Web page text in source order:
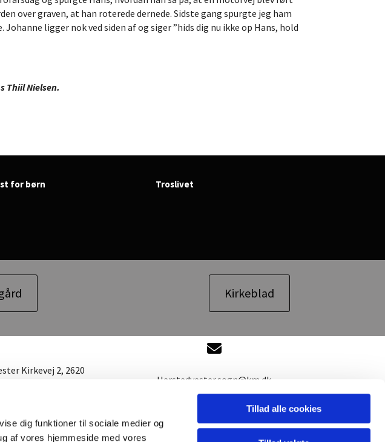
dig funktioner til sociale medier og
af vores hjemmeside med vores
Tillad alle cookies
over graven, at han roterede dernede. Sidste gang spurgte jeg ham
ligger nok ved siden af og siger ”hids dig nu ikke op Hans, hold
Thiil Nielsen.
for børn Troslivet
Kirkeblad
Kirkevej 2, 2620
Herstedvester.sogn@km.dk